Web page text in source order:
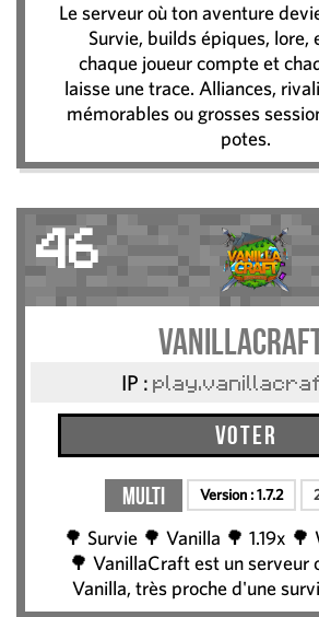
Le serveur où ton aventure
Survie, builds épiques, lore,
chaque joueur compte et
laisse une trace. Alliances,
mémorables ou grosses
potes.
46
IP :
Voter
Multi Version :1.7.2
🌳 Survie 🌳 Vanilla 🌳 1.19x
🌳 VanillaCraft est un serveur
Vanilla, très proche d'une